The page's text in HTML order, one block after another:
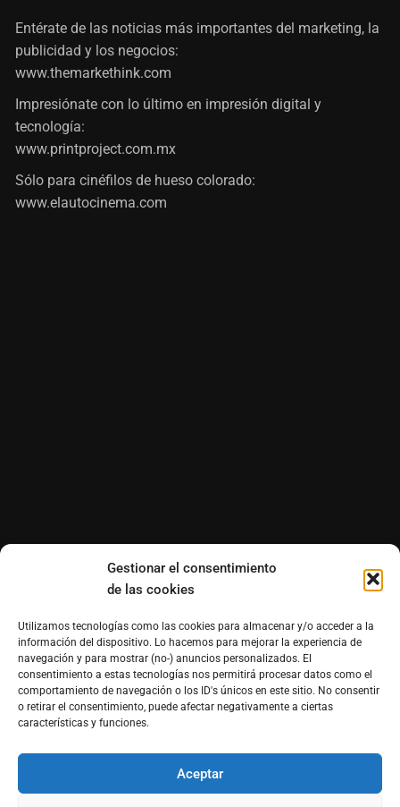
Gestionar el consentimiento
de las cookies
Utilizamos tecnologías como las cookies para almacenar y/o acceder a la
información del dispositivo. Lo hacemos para mejorar la experiencia de
navegación y para mostrar (no-) anuncios personalizados. El
consentimiento a estas tecnologías nos permitirá procesar datos como el
comportamiento de navegación o los ID's únicos en este sitio. No consentir
o retirar el consentimiento, puede afectar negativamente a ciertas
características y funciones.
Aceptar
Entérate de las noticias más importantes del marketing, la
publicidad y los negocios:
www.themarkethink.com
Impresiónate con lo último en impresión digital y
tecnología:
www.printproject.com.mx
Sólo para cinéfilos de hueso colorado:
www.elautocinema.com
®Derechos reservados de Morfosmedia Comunicaciones